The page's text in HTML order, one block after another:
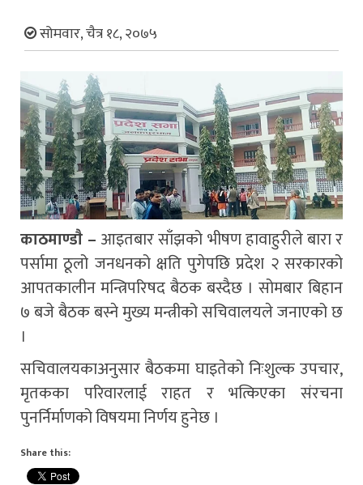
सोमवार, चैत्र १८, २०७५
काठमाण्डाै – आइतबार साँझको भीषण हावाहुरीले बारा र
पर्सामा ठूलो जनधनको क्षति पुगेपछि प्रदेश २ सरकारको
आपतकालीन मन्त्रिपरिषद बैठक बस्दैछ । सोमबार बिहान
७ बजे बैठक बस्ने मुख्य मन्त्रीको सचिवालयले जनाएको छ
।
सचिवालयकाअनुसार बैठकमा घाइतेको निःशुल्क उपचार,
मृतकका परिवारलाई राहत र भत्किएका संरचना
पुनर्निर्माणको विषयमा निर्णय हुनेछ ।
Share this: